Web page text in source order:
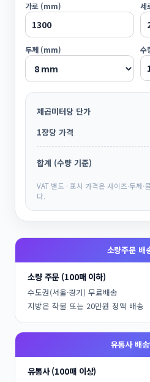
가로 (mm) 세
두께 (mm) 수
제곱미터당 단가
1장당 가격
합계 (수량 기준)
VAT 별도 · 표시 가격은 사이즈·두께
다.
소량주문 배
소량 주문 (100매 이하)
수도권(서울·경기) 무료배송
지방은 착불 또는 20만원 정액 배송
유통사 배
유통사 (100매 이상)